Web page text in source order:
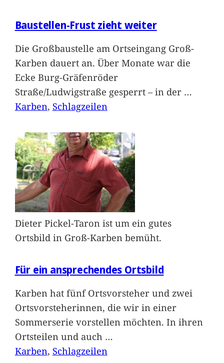
Baustellen-Frust zieht weiter
Die Großbaustelle am Ortseingang Groß-
Karben dauert an. Über Monate war die
Ecke Burg-Gräfenröder
Straße/Ludwigstraße gesperrt – in der …
Karben, Schlagzeilen
Dieter Pickel-Taron ist um ein gutes
Ortsbild in Groß-Karben bemüht.
Für ein ansprechendes Ortsbild
Karben hat fünf Ortsvorsteher und zwei
Ortsvorsteherinnen, die wir in einer
Sommerserie vorstellen möchten. In ihren
Ortsteilen und auch …
Karben, Schlagzeilen